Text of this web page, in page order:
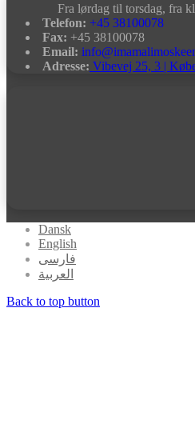
Fra lørdag til torsdag, fra
Telefon: +45 38100078
Fax: +45 38100078
Email:
Adresse: Vibevej 25, 3 |
Dansk
English
فارسی
العربیة
Back to top button